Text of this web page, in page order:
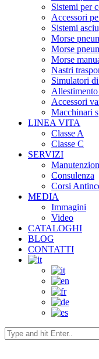
Sistemi per
Accessori
Sistemi
Morse
Morse
Morse
Nastri
Simulatori
Accessori
Macchinari
LINEA VITA
Classe A
Classe C
SERVIZI
Consulenza
Corsi
MEDIA
Immagini
Video
CATALOGHI
BLOG
CONTATTI